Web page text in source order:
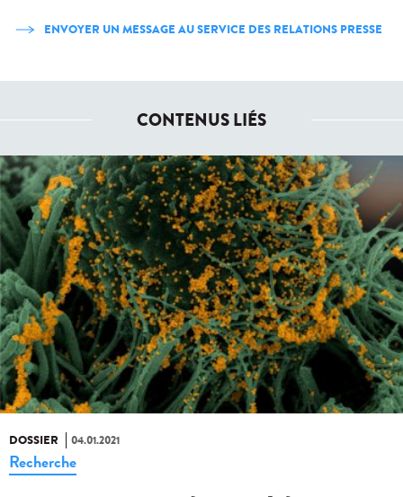
ENVOYER UN MESSAGE AU SERVICE DES RELATIONS PRESSE
CONTENUS LIÉS
DOSSIER 04.01.2021
Recherche